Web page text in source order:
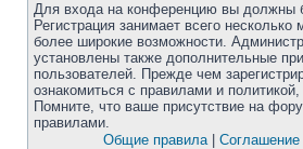
Для входа на конференцию вы должны
Регистрация занимает всего
более широкие возможности.
установлены также дополнительные
пользователей. Прежде чем
ознакомиться с правилами и
Помните, что ваше присутствие на
правилами.
Общие правила| Соглашение